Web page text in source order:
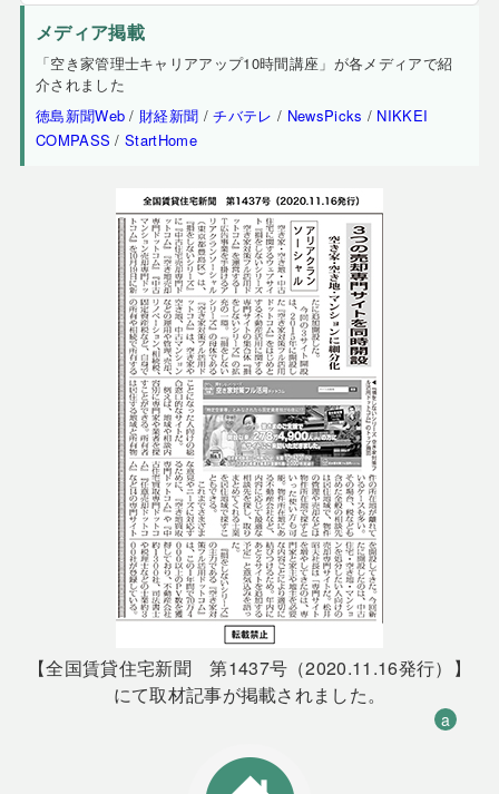
メディア掲載
「空き家管理士キャリアアップ10時間講座」が各メディアで紹
介されました
徳島新聞Web / 財経新聞 /チバテレ / NewsPicks / NIKKEI
COMPASS /StartHome
【全国賃貸住宅新聞 第1437号（2020.11.16発行）】
にて取材記事が掲載されました。
a